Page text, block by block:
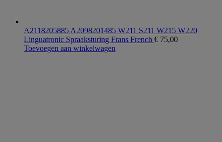
A2118205885 A2098201485 W211 S211 W215 W220
Linguatronic Spraaksturing Frans French € 75,00
Toevoegen aan winkelwagen